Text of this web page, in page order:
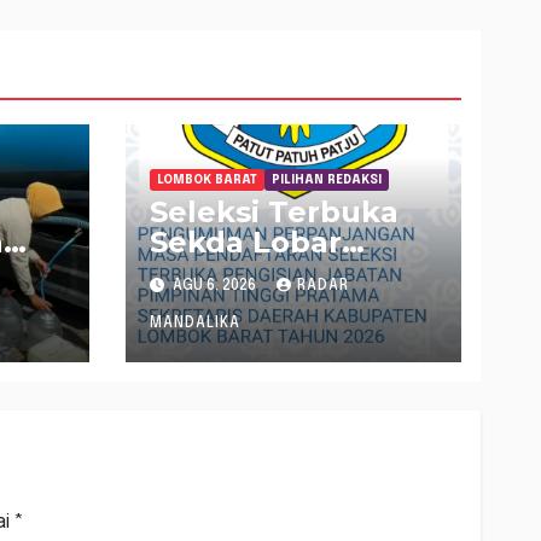
di
LOMBOK BARAT PILIHAN REDAKSI
Seleksi Terbuka
Sekda Lobar
Dibatalkan
AGU 6, 2026 RADAR
MANDALIKA
*